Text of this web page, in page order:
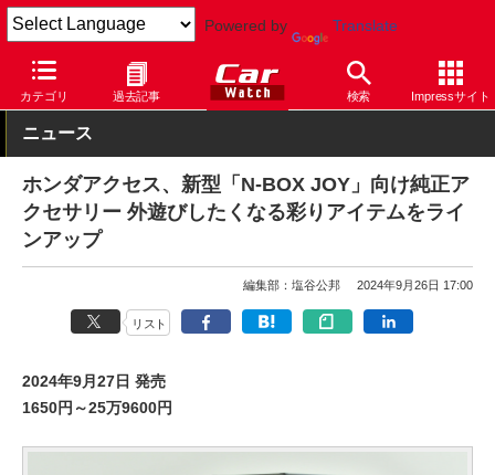
Powered by Translate
カテゴリ 過去記事 検索 Impressサイト
Car Watch 自動車 ホンダ N-BOX
ニュース
ホンダアクセス、新型「N-BOX JOY」向け純正ア
クセサリー 外遊びしたくなる彩りアイテムをライ
ンアップ
編集部：塩谷公邦 2024年9月26日 17:00
リスト
2024年9月27日 発売
1650円～25万9600円